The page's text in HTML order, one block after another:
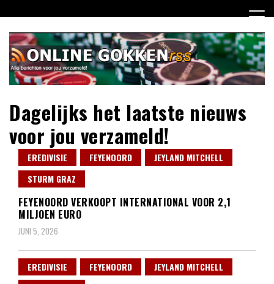
naar
inhoud
Dagelijks het laatste nieuws
voor jou verzameld!
EREDIVISIE FEYENOORD
JEYLAND MITCHELL
STURM GRAZ
FEYENOORD VERKOOPT INTERNATIONAL VOOR 2,1
MILJOEN EURO
JUNI 5, 2026
EREDIVISIE FEYENOORD
JEYLAND MITCHELL